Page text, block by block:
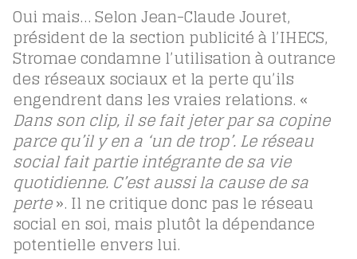
Oui mais… Selon Jean-Claude Jouret,
président de la section publicité à l’IHECS,
Stromae condamne l’utilisation à outrance
des réseaux sociaux et la perte qu’ils
engendrent dans les vraies relations. «
Dans son clip, il se fait jeter par sa copine
parce qu’il y en a ‘un de trop’. Le réseau
social fait partie intégrante de sa vie
quotidienne. C’est aussi la cause de sa
perte». Il ne critique donc pas le réseau
social en soi, mais plutôt la dépendance
potentielle envers lui.